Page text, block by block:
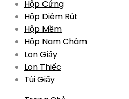
Hộp Cứng
Hộp Diêm Rút
Hộp Mềm
Hộp Nam Châm
Lon Giấy
Lon Thiếc
Túi Giấy